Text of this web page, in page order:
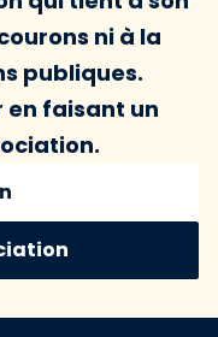
ni à la
publiques.
en faisant un